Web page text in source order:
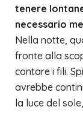
tenere
necessario
Nella notte,
fronte alla
contare i fili.
avrebbe
la luce del